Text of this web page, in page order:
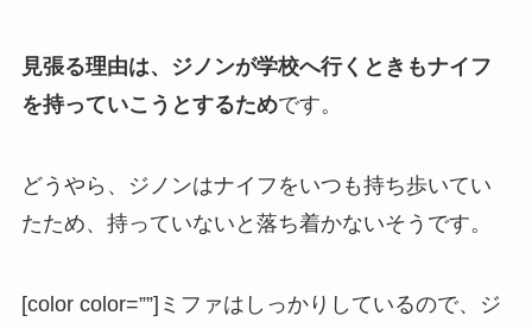
見張る理由は、ジノンが学校へ行くときもナイフ
を持っていこうとするためです。
どうやら、ジノンはナイフをいつも持ち歩いてい
たため、持っていないと落ち着かないそうです。
[color color=””]ミファはしっかりしているので、ジ